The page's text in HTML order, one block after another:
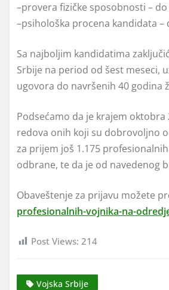
–provera fizičke sposobnosti –
–psihološka procena kandidata
Sa najbolјim kandidatima
Srbije na period od šest meseci,
ugovora do navršenih 40 godina
Podsećamo da je krajem
redova onih koji su dobrovolјno
za prijem još 1.175
odbrane, te da je od navedenog
Obaveštenje za prijavu možete
profesionalnih-vojnika-na-
Post Views: 214
Vojska Srbije